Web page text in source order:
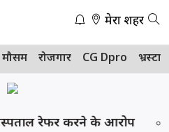
मेरा शहर
मौसम रोजगार CG Dpro
करने के आरोप 17 जुलाई